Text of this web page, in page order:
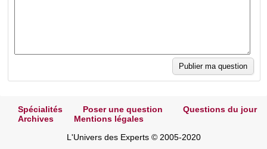
Spécialités Poser une question
Questions du jour
Archives
Mentions légales
L'Univers des Experts © 2005-2020